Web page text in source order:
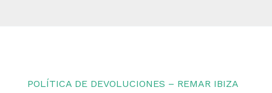
POLÍTICA DE DEVOLUCIONES – REMAR IBIZA